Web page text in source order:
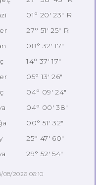
01° 20' 23" R
27° 51' 25" R
08° 32' 17"
14° 37' 17"
05° 13' 26"
04° 09' 24"
04° 00' 38"
00° 51' 32"
25° 47' 60"
29° 52' 54"
08/2026 06:10